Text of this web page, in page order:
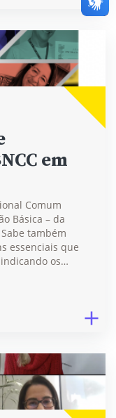
em
Comum
Básica – da
também
essenciais que
os…